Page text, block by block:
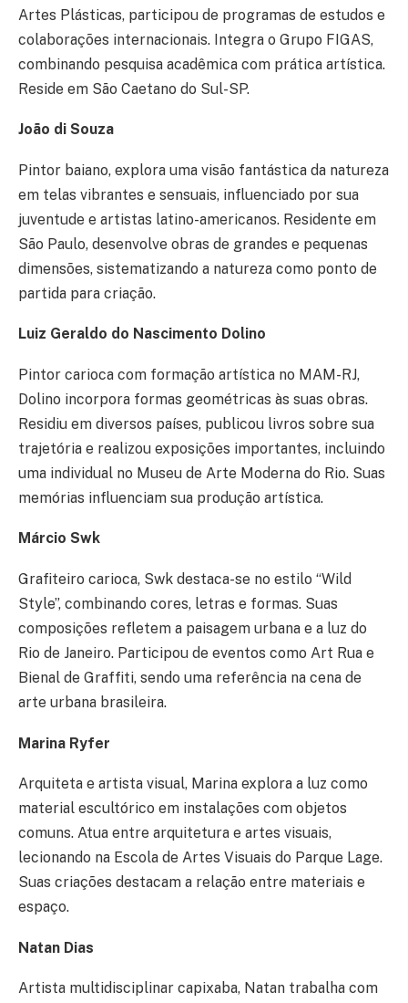
Artes Plásticas, participou de programas de estudos e
colaborações internacionais. Integra o Grupo FIGAS,
combinando pesquisa acadêmica com prática artística.
Reside em São Caetano do Sul-SP.
João di Souza
Pintor baiano, explora uma visão fantástica da natureza
em telas vibrantes e sensuais, influenciado por sua
juventude e artistas latino-americanos. Residente em
São Paulo, desenvolve obras de grandes e pequenas
dimensões, sistematizando a natureza como ponto de
partida para criação.
Luiz Geraldo do Nascimento Dolino
Pintor carioca com formação artística no MAM-RJ,
Dolino incorpora formas geométricas às suas obras.
Residiu em diversos países, publicou livros sobre sua
trajetória e realizou exposições importantes, incluindo
uma individual no Museu de Arte Moderna do Rio. Suas
memórias influenciam sua produção artística.
Márcio Swk
Grafiteiro carioca, Swk destaca-se no estilo “Wild
Style”, combinando cores, letras e formas. Suas
composições refletem a paisagem urbana e a luz do
Rio de Janeiro. Participou de eventos como Art Rua e
Bienal de Graffiti, sendo uma referência na cena de
arte urbana brasileira.
Marina Ryfer
Arquiteta e artista visual, Marina explora a luz como
material escultórico em instalações com objetos
comuns. Atua entre arquitetura e artes visuais,
lecionando na Escola de Artes Visuais do Parque Lage.
Suas criações destacam a relação entre materiais e
espaço.
Natan Dias
Artista multidisciplinar capixaba, Natan trabalha com